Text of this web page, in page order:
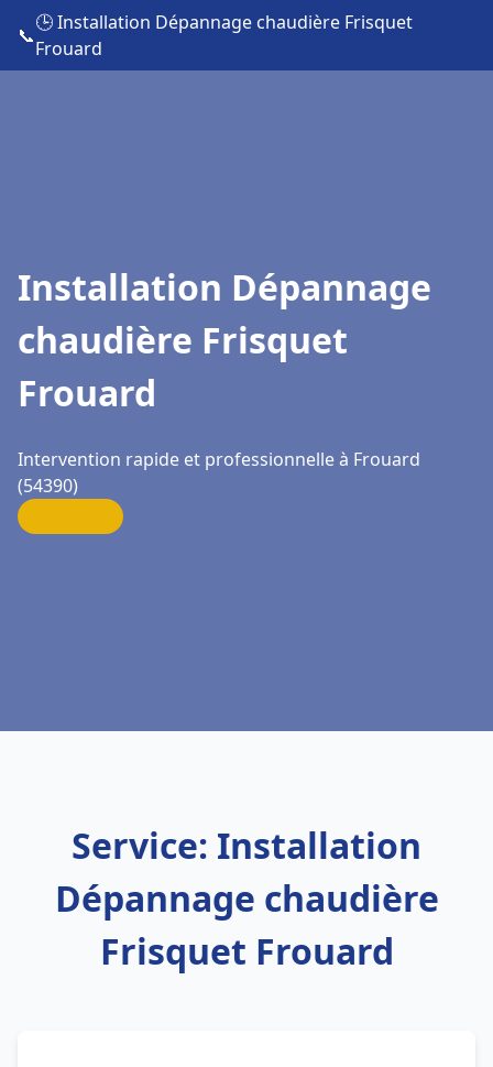
📞
🕒 Installation Dépannage chaudière Frisquet
Frouard
Installation Dépannage
chaudière Frisquet
Frouard
Intervention rapide et professionnelle à Frouard
(54390)
Service: Installation
Dépannage chaudière
Frisquet Frouard